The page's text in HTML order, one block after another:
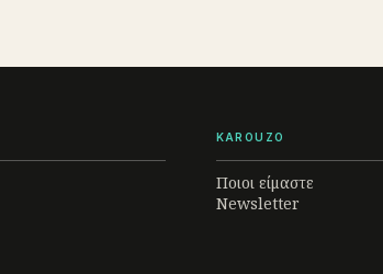
KAROUZO
Ποιοι είμαστε
Newsletter